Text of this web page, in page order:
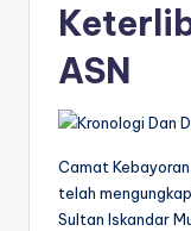
ASN
Camat
telah
Sultan Iskandar